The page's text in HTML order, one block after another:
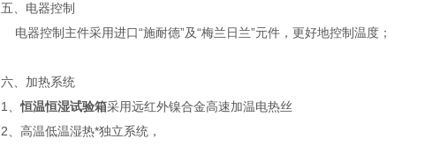
五、电器控制
电器控制主件采用进口“施耐德”及“梅兰日兰”元件，更好地控制温度；
六、加热系统
1、恒温恒湿试验箱采用远红外镍合金高速加温电热丝
2、高温低温湿热*独立系统，